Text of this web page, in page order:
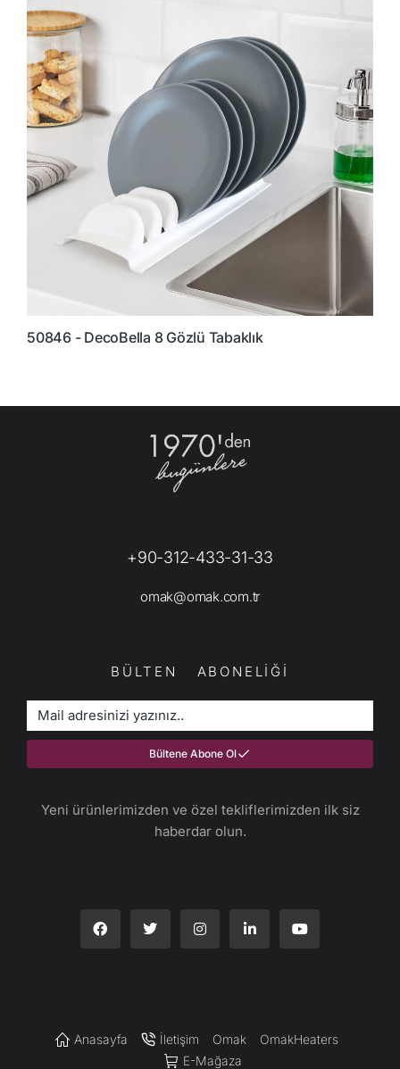
50846 - DecoBella 8 Gözlü Tabaklık
+90-312-433-31-33
omak@omak.com.tr
BÜLTEN ABONELİĞİ
Bültene Abone Ol
Yeni ürünlerimizden ve özel tekliflerimizden ilk siz
haberdar olun.​
Anasayfa İletişim Omak
OmakHeaters
E-Mağaza